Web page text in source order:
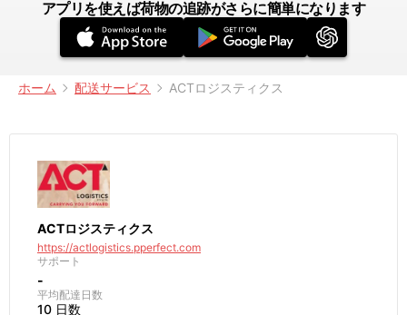
アプリを使えば荷物の追跡がさらに簡単になります
ホーム 配送サービス ACTロジスティクス
ACTロジスティクス
https://actlogistics.pperfect.com
サポート
-
平均配達日数
10 日数